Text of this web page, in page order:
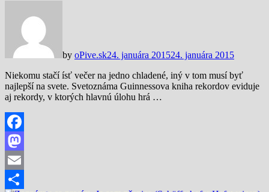
by oPive.sk24. januára 201524. januára 2015
Niekomu stačí ísť večer na jedno chladené, iný v tom musí byť
najlepší na svete. Svetoznáma Guinnessova kniha rekordov eviduje
aj rekordy, v ktorých hlavnú úlohu hrá …
Facebook
Mastodon
Email